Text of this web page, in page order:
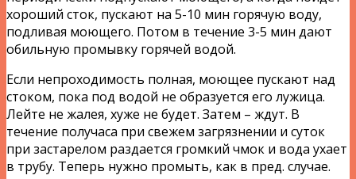
хороший сток, пускают на 5-10 мин горячую воду,
подливая моющего. Потом в течение 3-5 мин дают
обильную промывку горячей водой.
Если непроходимость полная, моющее пускают над
стоком, пока под водой не образуется его лужица.
Лейте не жалея, хуже не будет. Затем – ждут. В
течение получаса при свежем загрязнении и суток
при застарелом раздается громкий чмок и вода ухает
в трубу. Теперь нужно промыть, как в пред. случае.